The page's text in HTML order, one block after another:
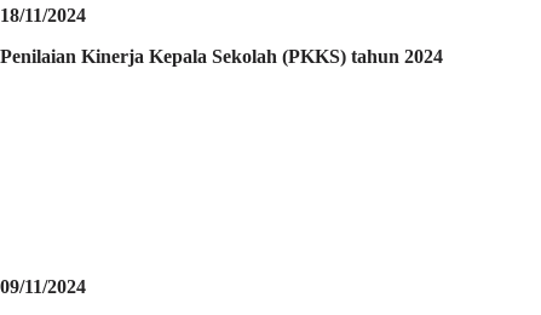
18/11/2024
Penilaian Kinerja Kepala Sekolah (PKKS) tahun 2024
09/11/2024